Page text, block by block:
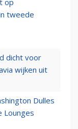
op
tweede
dicht voor
wijken uit
Dulles
Lounges